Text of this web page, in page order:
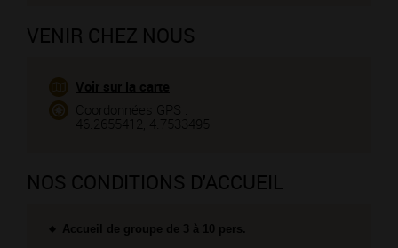
VENIR CHEZ NOUS
Voir sur la carte
Coordonnées GPS :
46.2655412, 4.7533495
NOS CONDITIONS D'ACCUEIL
Accueil de groupe de 3 à 10 pers.